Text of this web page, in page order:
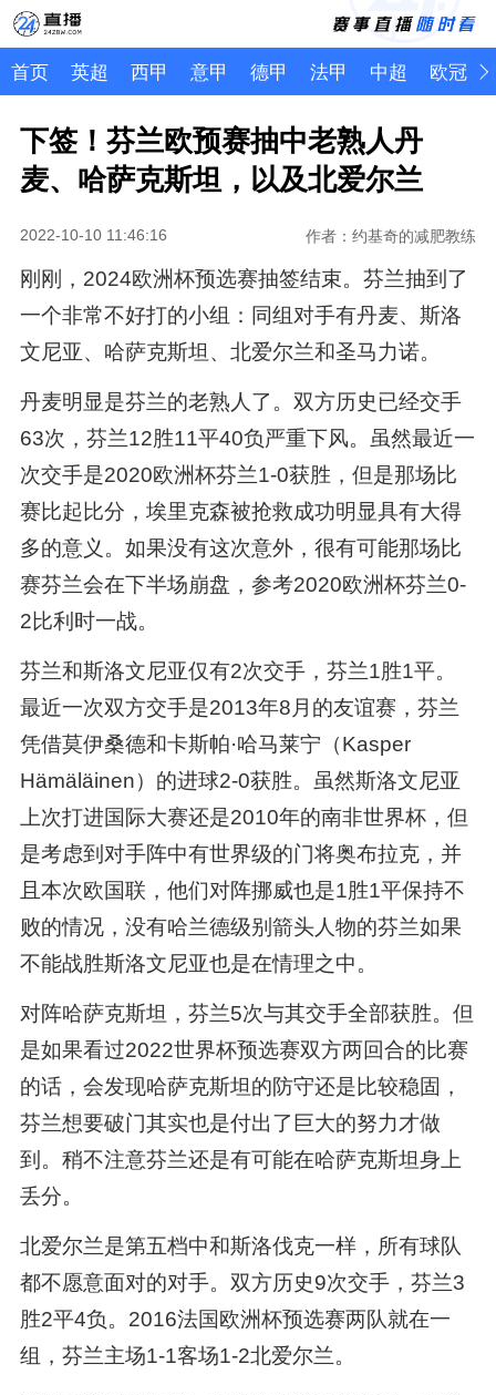
首页 英超 西甲 意甲 德甲 法甲 中超 欧冠
下签！芬兰欧预赛抽中老熟人丹
麦、哈萨克斯坦，以及北爱尔兰
2022-10-10 11:46:16 作者：约基奇的减肥教练
刚刚，2024欧洲杯预选赛抽签结束。芬兰抽到了
一个非常不好打的小组：同组对手有丹麦、斯洛
文尼亚、哈萨克斯坦、北爱尔兰和圣马力诺。
丹麦明显是芬兰的老熟人了。双方历史已经交手
63次，芬兰12胜11平40负严重下风。虽然最近一
次交手是2020欧洲杯芬兰1-0获胜，但是那场比
赛比起比分，埃里克森被抢救成功明显具有大得
多的意义。如果没有这次意外，很有可能那场比
赛芬兰会在下半场崩盘，参考2020欧洲杯芬兰0-
2比利时一战。
芬兰和斯洛文尼亚仅有2次交手，芬兰1胜1平。
最近一次双方交手是2013年8月的友谊赛，芬兰
凭借莫伊桑德和卡斯帕·哈马莱宁（Kasper
Hämäläinen）的进球2-0获胜。虽然斯洛文尼亚
上次打进国际大赛还是2010年的南非世界杯，但
是考虑到对手阵中有世界级的门将奥布拉克，并
且本次欧国联，他们对阵挪威也是1胜1平保持不
败的情况，没有哈兰德级别箭头人物的芬兰如果
不能战胜斯洛文尼亚也是在情理之中。
对阵哈萨克斯坦，芬兰5次与其交手全部获胜。但
是如果看过2022世界杯预选赛双方两回合的比赛
的话，会发现哈萨克斯坦的防守还是比较稳固，
芬兰想要破门其实也是付出了巨大的努力才做
到。稍不注意芬兰还是有可能在哈萨克斯坦身上
丢分。
北爱尔兰是第五档中和斯洛伐克一样，所有球队
都不愿意面对的对手。双方历史9次交手，芬兰3
胜2平4负。2016法国欧洲杯预选赛两队就在一
组，芬兰主场1-1客场1-2北爱尔兰。